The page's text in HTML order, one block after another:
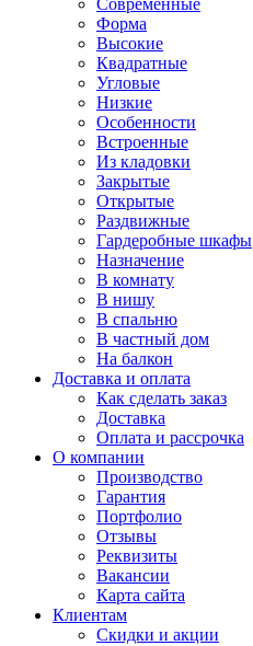
Современные
Форма
Высокие
Квадратные
Угловые
Низкие
Особенности
Встроенные
Из кладовки
Закрытые
Открытые
Раздвижные
Гардеробные шкафы
Назначение
В комнату
В нишу
В спальню
В частный дом
На балкон
Доставка и оплата
Как сделать заказ
Доставка
Оплата и рассрочка
О компании
Производство
Гарантия
Портфолио
Отзывы
Реквизиты
Вакансии
Карта сайта
Клиентам
Скидки и акции